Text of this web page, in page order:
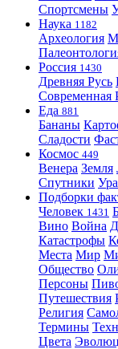
Спортсмены
Наука 1182
Археология
Россия 1430
Древняя Русь
Современная
Еда 881
Бананы
Сладости
Космос 449
Венера Земля
Спутники
Подборки
Человек 1431
Вино Война
Катастрофы
Места Мир
Общество
Персоны
Путешествия
Религия
Термины
Цвета